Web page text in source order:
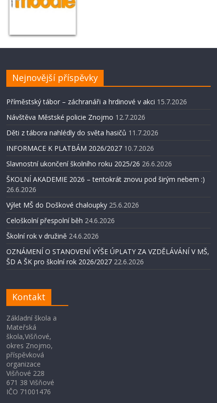
Nejnovější příspěvky
Příměstský tábor – záchranáři a hrdinové v akci 15.7.2026
Návštěva Městské policie Znojmo 12.7.2026
Děti z tábora nahlédly do světa hasičů 11.7.2026
INFORMACE K PLATBÁM 2026/2027 10.7.2026
Slavnostní ukončení školního roku 2025/26 26.6.2026
ŠKOLNÍ AKADEMIE 2026 – tentokrát znovu pod širým nebem :)
26.6.2026
Výlet MŠ do Doškové chaloupky 25.6.2026
Celoškolní přespolní běh 24.6.2026
Školní rok v družině 24.6.2026
OZNÁMENÍ O STANOVENÍ VÝŠE ÚPLATY ZA VZDĚLÁVÁNÍ V MŠ,
ŠD A ŠK pro školní rok 2026/2027 22.6.2026
Kontakt
Základní škola a
Mateřská
škola,Višňové,
okres Znojmo,
příspěvková
organizace
Višňové 228
671 38 Višňové
IČO 71001476